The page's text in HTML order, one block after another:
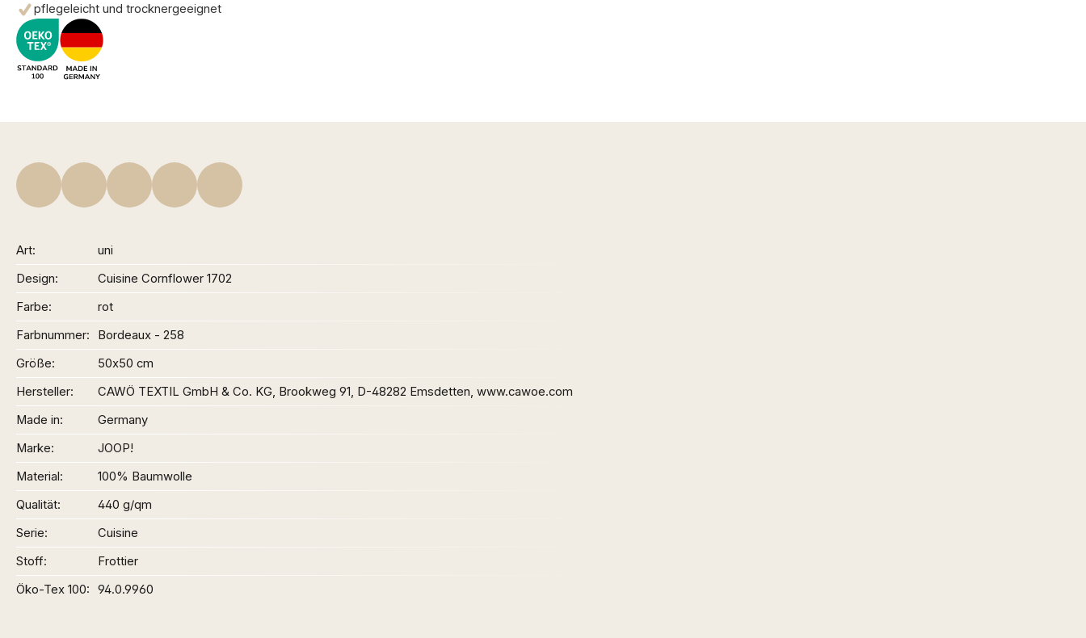
pflegeleicht und trocknergeeignet
Art
uni
Design
Cuisine Cornflower 1702
Farbe
rot
Farbnummer
Bordeaux - 258
Größe
50x50 cm
Hersteller
CAWÖ TEXTIL GmbH & Co. KG, Brookweg 91, D-48282 Emsdetten, www.cawoe.com
Made in
Germany
Marke
JOOP!
Material
100% Baumwolle
Qualität
440 g/qm
Serie
Cuisine
Stoff
Frottier
Öko-Tex 100
94.0.9960